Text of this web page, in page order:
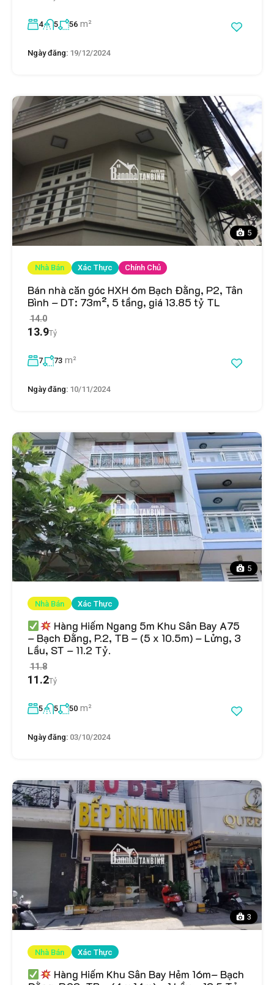
4 5 56 m²
Ngày đăng: 19/12/2024
5
Nhà Bán Xác Thực Chính Chủ
Bán nhà căn góc HXH 6m Bạch Đằng, P2, Tân
Bình – DT: 73m², 5 tầng, giá 13.85 tỷ TL
13.9
14.0
Tỷ
7 73 m²
Ngày đăng: 10/11/2024
5
Nhà Bán Xác Thực
Hàng Hiếm Ngang 5m Khu Sân Bay A75
– Bạch Đằng, P.2, TB – (5 x 10.5m) – Lửng, 3
Lầu, ST – 11.2 Tỷ.
11.2
11.8
Tỷ
5 5 50 m²
Ngày đăng: 03/10/2024
3
Nhà Bán Xác Thực
Hàng Hiếm Khu Sân Bay Hẻm 16m– Bạch